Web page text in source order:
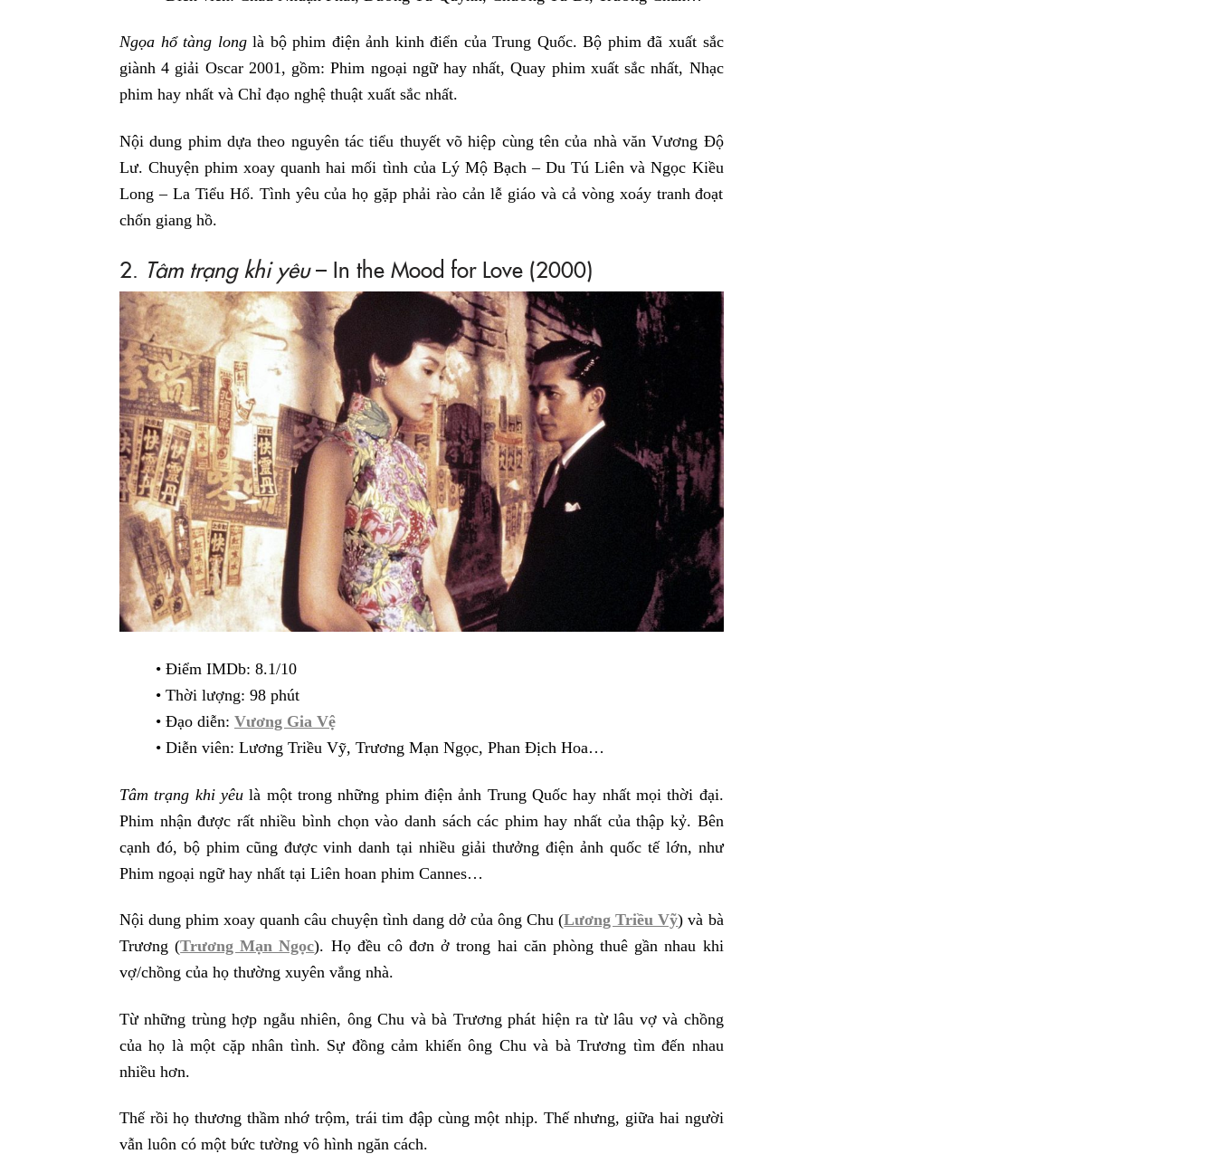
Ngọa hổ tàng longlà bộ phim điện ảnh kinh điển của Trung Quốc. Bộ phim đã xuất sắc
giành 4 giải Oscar 2001, gồm: Phim ngoại ngữ hay nhất, Quay phim xuất sắc nhất, Nhạc
phim hay nhất và Chỉ đạo nghệ thuật xuất sắc nhất.
Nội dung phim dựa theo nguyên tác tiểu thuyết võ hiệp cùng tên của nhà văn Vương Độ
Lư. Chuyện phim xoay quanh hai mối tình của Lý Mộ Bạch – Du Tú Liên và Ngọc Kiều
Long – La Tiểu Hổ. Tình yêu của họ gặp phải rào cản lễ giáo và cả vòng xoáy tranh đoạt
chốn giang hồ.
2. Tâm trạng khi yêu– In the Mood for Love (2000)
• Điểm IMDb: 8.1/10
• Thời lượng: 98 phút
• Đạo diễn: Vương Gia Vệ
• Diễn viên: Lương Triều Vỹ, Trương Mạn Ngọc, Phan Địch Hoa…
Tâm trạng khi yêulà một trong những phim điện ảnh Trung Quốc hay nhất mọi thời đại.
Phim nhận được rất nhiều bình chọn vào danh sách các phim hay nhất của thập kỷ. Bên
cạnh đó, bộ phim cũng được vinh danh tại nhiều giải thưởng điện ảnh quốc tế lớn, như
Phim ngoại ngữ hay nhất tại Liên hoan phim Cannes…
Nội dung phim xoay quanh câu chuyện tình dang dở của ông Chu (Lương Triều Vỹ) và bà
Trương (Trương Mạn Ngọc). Họ đều cô đơn ở trong hai căn phòng thuê gần nhau khi
vợ/chồng của họ thường xuyên vắng nhà.
Từ những trùng hợp ngẫu nhiên, ông Chu và bà Trương phát hiện ra từ lâu vợ và chồng
của họ là một cặp nhân tình. Sự đồng cảm khiến ông Chu và bà Trương tìm đến nhau
nhiều hơn.
Thế rồi họ thương thầm nhớ trộm, trái tim đập cùng một nhịp. Thế nhưng, giữa hai người
vẫn luôn có một bức tường vô hình ngăn cách.